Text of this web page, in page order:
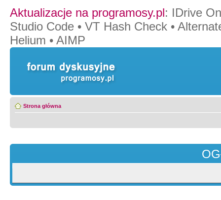
Aktualizacje na programosy.pl: IDrive
Studio Code • VT Hash Check •
Helium • AIMP
Strona główna